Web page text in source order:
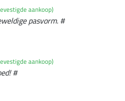
aankoop)
pasvorm. #
aankoop)
#